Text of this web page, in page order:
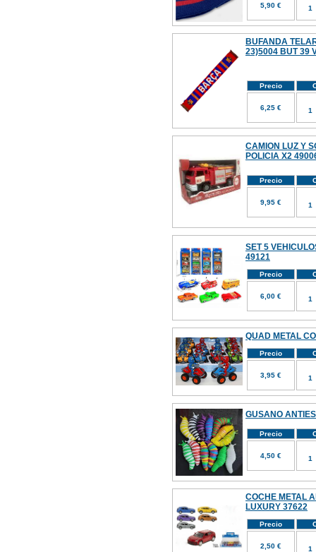
5,90 €
BUFANDA
23)5004 BUT 39
Precio
6,25 €
CAMION LUZ Y
POLICIA X2
Precio
9,95 €
SET 5
49121
Precio
6,00 €
QUAD METAL
Precio
3,95 €
GUSANO
Precio
4,50 €
COCHE METAL
LUXURY 37622
Precio
2,50 €